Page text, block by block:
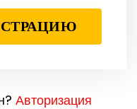
Авторизация